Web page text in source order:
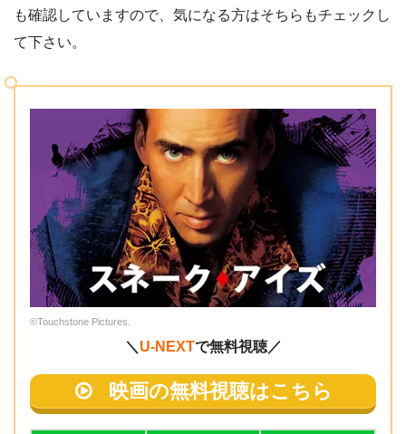
も確認していますので、気になる方はそちらもチェックし
て下さい。
©Touchstone Pictures.
＼ U-NEXTで無料視聴／
映画の無料視聴はこちら